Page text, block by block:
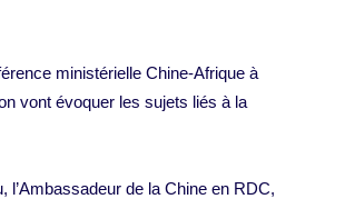
ministérielle Chine-Afrique à
vont évoquer les sujets liés à la
l’Ambassadeur de la Chine en RDC,